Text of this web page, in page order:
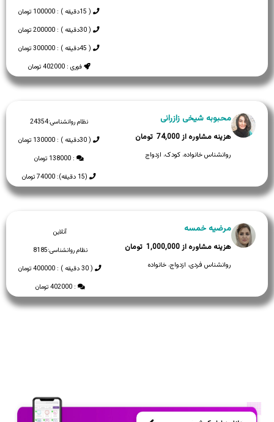
( 15دقیقه ) : 100000 تومان
( 30دقیقه ) : 200000 تومان
( 45دقیقه ) : 300000 تومان
فوری : 402000 تومان
نظام روانشناسی:24354
( 30دقیقه ) : 130000 تومان
: 138000 تومان
(15 دقیقه): 74000 تومان
محبوبه شیخی زازرانی
74,000
روانشناس خانواده، کودک، ازدواج
آنلاین
نظام روانشناسی:8185
( 30 دقیقه ) : 400000 تومان
: 402000 تومان
مرضیه خمسه
1,000,000
روانشناس فردی، ازدواج، خانواده